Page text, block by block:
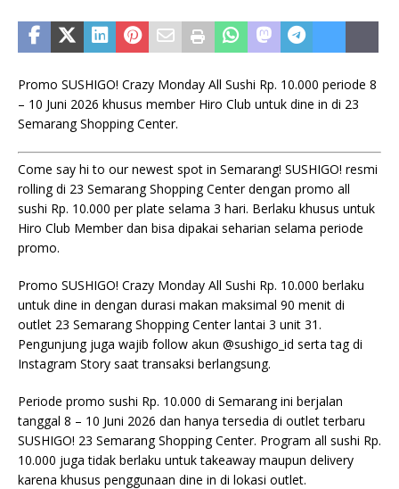
Promo SUSHIGO! Crazy Monday All Sushi Rp. 10.000 periode 8
– 10 Juni 2026 khusus member Hiro Club untuk dine in di 23
Semarang Shopping Center.
Come say hi to our newest spot in Semarang! SUSHIGO! resmi
rolling di 23 Semarang Shopping Center dengan promo all
sushi Rp. 10.000 per plate selama 3 hari. Berlaku khusus untuk
Hiro Club Member dan bisa dipakai seharian selama periode
promo.
Promo SUSHIGO! Crazy Monday All Sushi Rp. 10.000 berlaku
untuk dine in dengan durasi makan maksimal 90 menit di
outlet 23 Semarang Shopping Center lantai 3 unit 31.
Pengunjung juga wajib follow akun @sushigo_id serta tag di
Instagram Story saat transaksi berlangsung.
Periode promo sushi Rp. 10.000 di Semarang ini berjalan
tanggal 8 – 10 Juni 2026 dan hanya tersedia di outlet terbaru
SUSHIGO! 23 Semarang Shopping Center. Program all sushi Rp.
10.000 juga tidak berlaku untuk takeaway maupun delivery
karena khusus penggunaan dine in di lokasi outlet.